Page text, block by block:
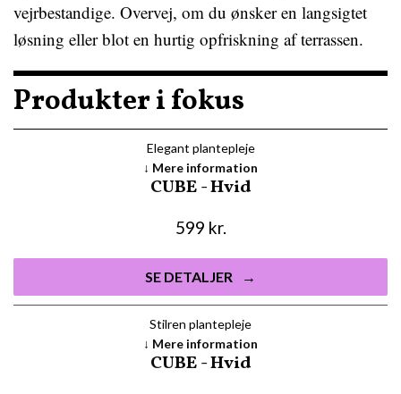
vejrbestandige. Overvej, om du ønsker en langsigtet
løsning eller blot en hurtig opfriskning af terrassen.
Produkter i fokus
Elegant plantepleje
CUBE - Hvid
599 kr.
SE DETALJER
Mere information
Stilren plantepleje
CUBE - Hvid
Mere information